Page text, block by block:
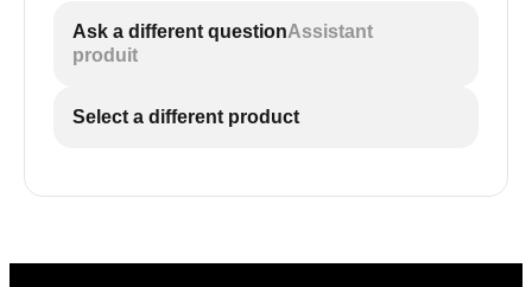
Ask a different questionAssistant
produit
Select a different product